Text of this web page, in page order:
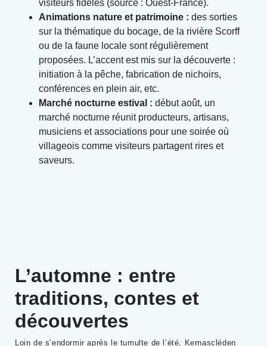
visiteurs fidèles (source : Ouest-France).
Animations nature et patrimoine : des sorties
sur la thématique du bocage, de la rivière Scorff
ou de la faune locale sont régulièrement
proposées. L’accent est mis sur la découverte :
initiation à la pêche, fabrication de nichoirs,
conférences en plein air, etc.
Marché nocturne estival : début août, un
marché nocturne réunit producteurs, artisans,
musiciens et associations pour une soirée où
villageois comme visiteurs partagent rires et
saveurs.
L’automne : entre
traditions, contes et
découvertes
Loin de s’endormir après le tumulte de l’été, Kernascléden